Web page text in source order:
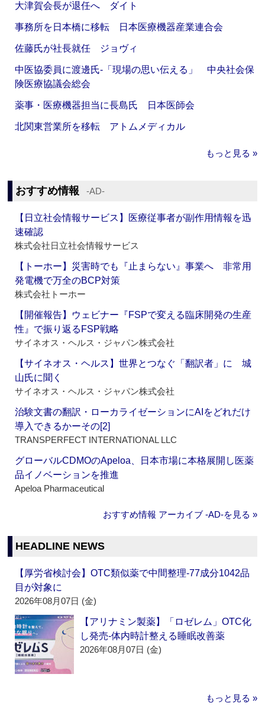
大津賀会長が退任へ ダイト
事務所を日本橋に移転 日本医療機器産業連合会
佐藤氏が社長就任 ジョヴィ
中医協委員に渡邊氏‐「現場の思い伝える」 中央社会保
険医療協議会総会
薬事・医療機器担当に長島氏 日本医師会
北関東営業所を移転 アトムメディカル
もっと見る »
おすすめ情報 ‐AD‐
【日立社会情報サービス】医療従事者が副作用情報を迅
速確認
株式会社日立社会情報サービス
【トーホー】災害時でも『止まらない』事業へ 非常用
発電機で万全のBCP対策
株式会社トーホー
【開催報告】ウェビナー『FSPで変える臨床開発の生産
性』で振り返るFSP戦略
サイネオス・ヘルス・ジャパン株式会社
【サイネオス・ヘルス】世界とつなぐ「翻訳者」に 城
山氏に聞く
サイネオス・ヘルス・ジャパン株式会社
治験文書の翻訳・ローカライゼーションにAIをどれだけ
導入できるかーその[2]
TRANSPERFECT INTERNATIONAL LLC
グローバルCDMOのApeloa、日本市場に本格展開し医薬
品イノベーションを推進
Apeloa Pharmaceutical
おすすめ情報 アーカイブ ‐AD‐を見る »
HEADLINE NEWS
【厚労省検討会】OTC類似薬で中間整理‐77成分1042品
目が対象に
2026年08月07日 (金)
【アリナミン製薬】「ロゼレム」OTC化
し発売‐体内時計整える睡眠改善薬
2026年08月07日 (金)
もっと見る »